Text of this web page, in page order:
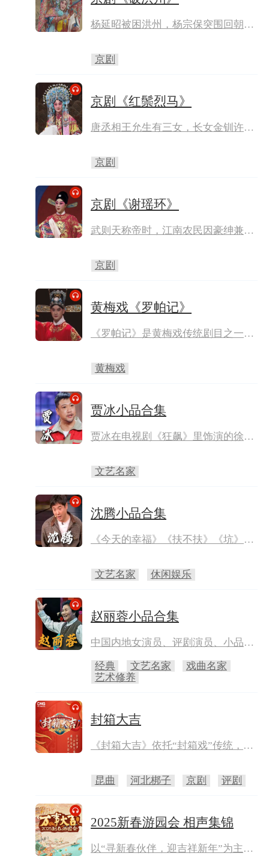
杨延昭被困洪州，杨宗保突围回朝搬
芳和天官寇准只好同赴天波府，请佘
太君发兵。寇准运用机智，激起穆桂
官。杨宗保献诱敌之计，只身出战引
诱辽将误入宋军埋伏，穆桂英等力战
强敌，歼灭辽兵，解洪州之围。
京剧
京剧《红鬃烈马》
唐丞相王允生有三女，长女金钏许配
尚未许配。一日，宝钏在花园游玩，
遇花郎薛平贵，心生爱慕，遂赠其银
彩球，前往相府。王允嫌贫爱富，命
宝钏退婚。宝钏不从，与父三击掌，
随平贵投奔寒窑。
京剧
京剧《谢瑶环》
武则天称帝时，江南农民因豪绅兼并
请安抚，谢瑶环至苏州乔装私访，遇
武宏和蔡少炳。武、蔡二人强抢民
处断，斩蔡少炳，杖责武宏。武三思
等为了报仇，诬陷谢瑶环谋反，施以
酷刑。
京剧
黄梅戏《罗帕记》
《罗帕记》是黄梅戏传统剧目之一，
女陈赛金，中途因管家作祟，产生误
会休了陈赛金，最后误会解除，一家
饰王科举。
黄梅戏
贾冰小品合集
贾冰在电视剧《狂飙》里饰演的徐江
文艺名家
沈腾小品合集
《今天的幸福》《扶不扶》《坑》
下了深刻印象。
文艺名家 休闲娱乐
赵丽蓉小品合集
中国内地女演员、评剧演员、小品表
了许多经典的作品。
经典 文艺名家
戏曲名家
艺术修养
封箱大吉
《封箱大吉》依托“封箱戏”传统，遍
架，挖掘并呈现“名家、反串、吉
庆”的内涵，用幽默逗趣的方式串联
片拍摄记录精彩幕后，为戏迷观众奉
上古典又时尚的小年夜国粹大餐。
昆曲 河北梆子 京剧 评剧
2025新春游园会 相声集锦
以“寻新春伙伴，迎吉祥新年”为主题